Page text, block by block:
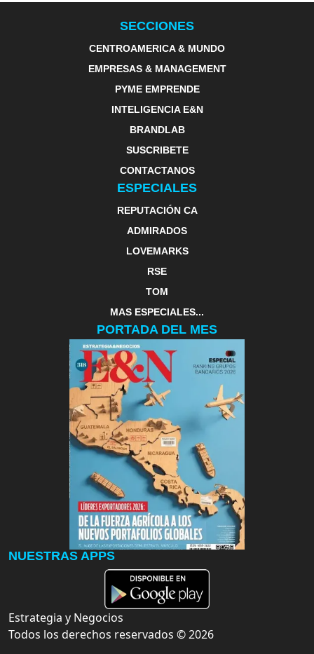
SECCIONES
CENTROAMERICA & MUNDO
EMPRESAS & MANAGEMENT
PYME EMPRENDE
INTELIGENCIA E&N
BRANDLAB
SUSCRIBETE
CONTACTANOS
ESPECIALES
REPUTACIÓN CA
ADMIRADOS
LOVEMARKS
RSE
TOM
MAS ESPECIALES...
PORTADA DEL MES
NUESTRAS APPS
Estrategia y Negocios
Todos los derechos reservados ©2026